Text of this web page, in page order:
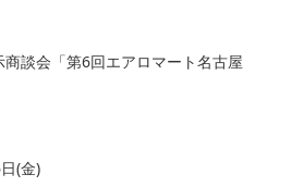
談会「第6回エアロマート名古屋
(金)